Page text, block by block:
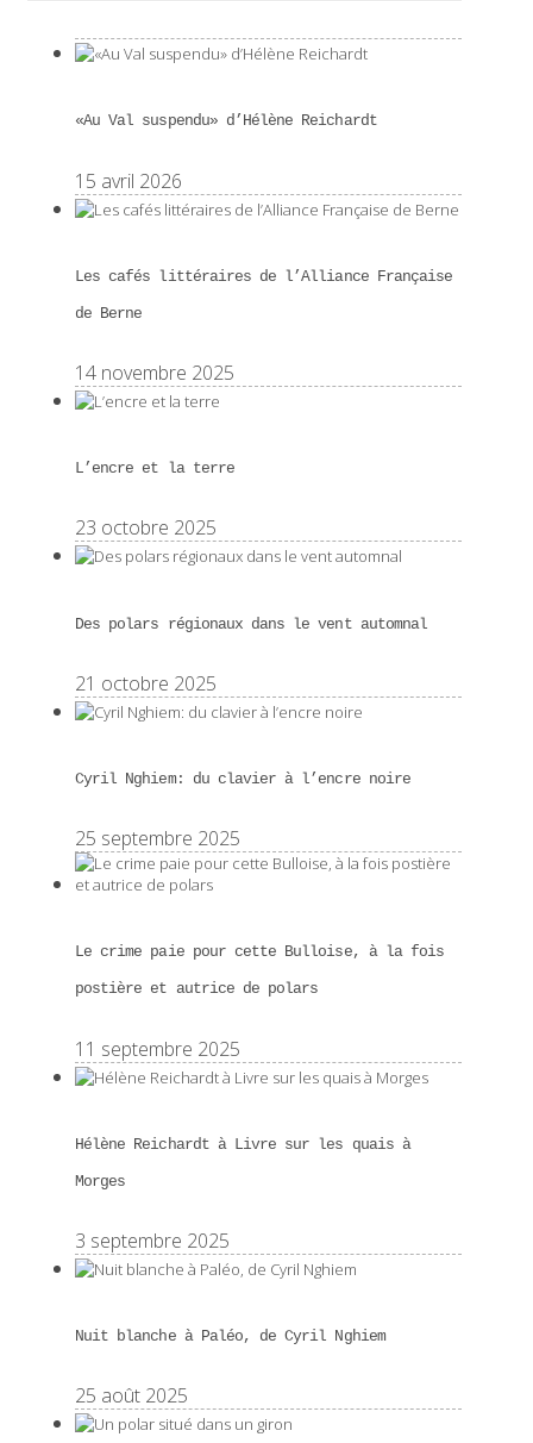
«Au Val suspendu» d’Hélène Reichardt
15 avril 2026
Les cafés littéraires de l’Alliance Française
de Berne
14 novembre 2025
L’encre et la terre
23 octobre 2025
Des polars régionaux dans le vent automnal
21 octobre 2025
Cyril Nghiem: du clavier à l’encre noire
25 septembre 2025
Le crime paie pour cette Bulloise, à la fois
postière et autrice de polars
11 septembre 2025
Hélène Reichardt à Livre sur les quais à
Morges
3 septembre 2025
Nuit blanche à Paléo, de Cyril Nghiem
25 août 2025